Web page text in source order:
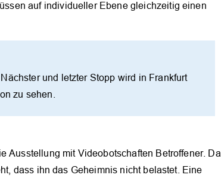
auf individueller Ebene gleichzeitig einen
und letzter Stopp wird in Frankfurt
zu sehen.
Ausstellung mit Videobotschaften Betroffener. Da
dass ihn das Geheimnis nicht belastet. Eine